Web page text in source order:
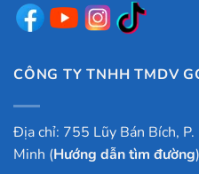
CÔNG TY TNHH TMDV
Địa chỉ: 755 Lũy Bán Bích,
Minh (Hướng dẫn tìm đường)